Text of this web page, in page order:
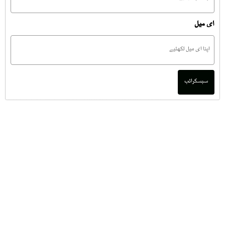
ای میل
سبسکرائب